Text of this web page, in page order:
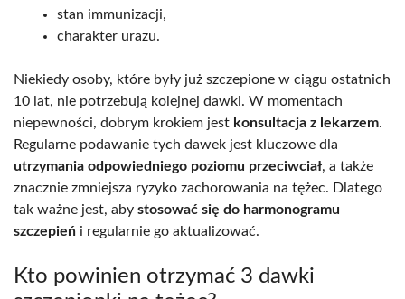
stan immunizacji,
charakter urazu.
Niekiedy osoby, które były już szczepione w ciągu ostatnich
10 lat, nie potrzebują kolejnej dawki. W momentach
niepewności, dobrym krokiem jest konsultacja z lekarzem.
Regularne podawanie tych dawek jest kluczowe dla
utrzymania odpowiedniego poziomu przeciwciał, a także
znacznie zmniejsza ryzyko zachorowania na tężec. Dlatego
tak ważne jest, aby stosować się do harmonogramu
szczepień i regularnie go aktualizować.
Kto powinien otrzymać 3 dawki